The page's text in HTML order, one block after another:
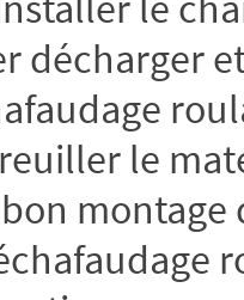
décharger
le
montage